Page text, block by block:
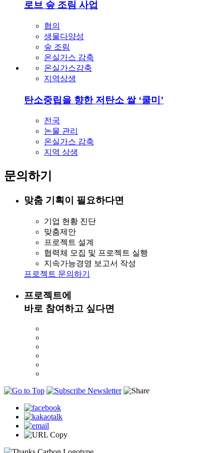
로브 숲 조림 사업
협의
생물다양성
숲 조림
온실가스 감축
온실가스감축
지역상생
탄소중립을 향한 저탄소 쌀 ‘쿨미’
전국
논물 관리
온실가스 감축
지역 상생
문의하기
맞춤 기획이 필요하다면
기업 현황 진단
맞춤제안
프로젝트 설계
협력체 모집 및 프로젝트 실행
지속가능경영 보고서 작성
프로젝트 문의하기
프로젝트에
바로 참여하고 싶다면